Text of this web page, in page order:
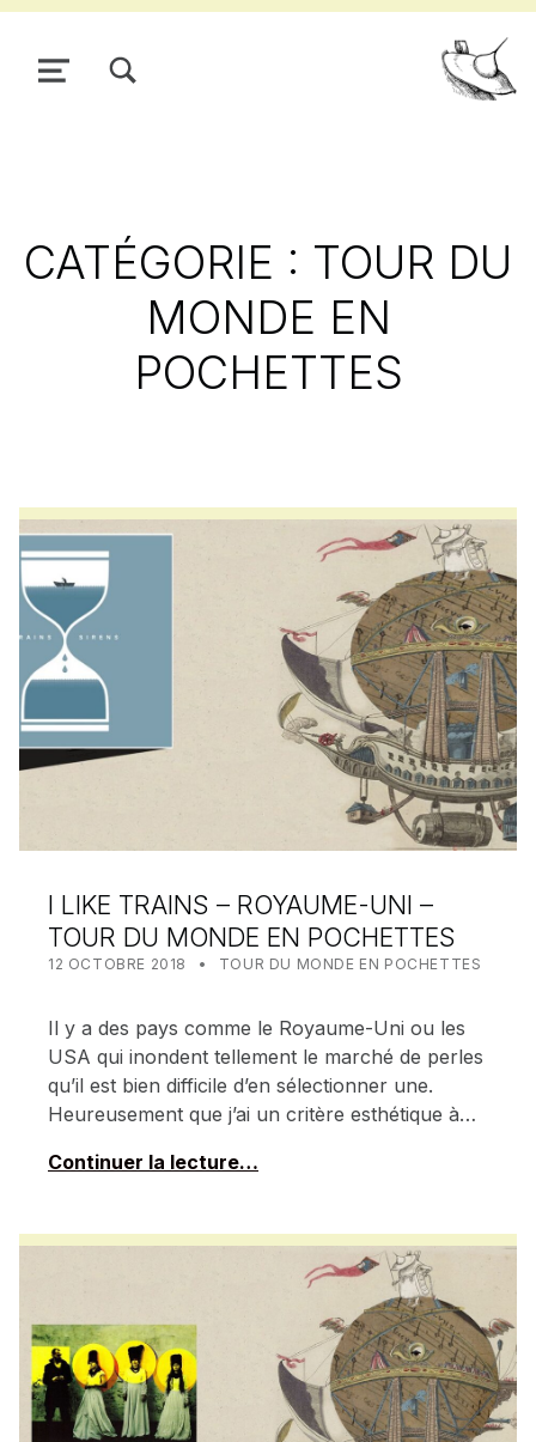
Pour
MENU
CATÉGORIE : TOUR DU
MONDE EN
POCHETTES
I LIKE TRAINS – ROYAUME-UNI –
TOUR DU MONDE EN POCHETTES
POSTED ON:
12 OCTOBRE 2018 WRITTEN BY:
MEALIN
CATEGORIZED IN:
TOUR DU MONDE EN POCHETTES
Il y a des pays comme le Royaume-Uni ou les
USA qui inondent tellement le marché de perles
qu’il est bien difficile d’en sélectionner une.
Heureusement que j’ai un critère esthétique à…
Continuer la lecture…